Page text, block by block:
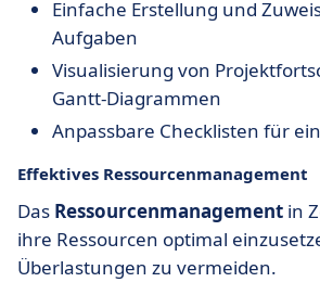
Einfache Erstellung und
Aufgaben
Visualisierung von
Gantt-Diagrammen
Anpassbare Checklisten für
Effektives Ressourcenmanagement
Das Ressourcenmanagement in
ihre Ressourcen optimal
Überlastungen zu vermeiden.